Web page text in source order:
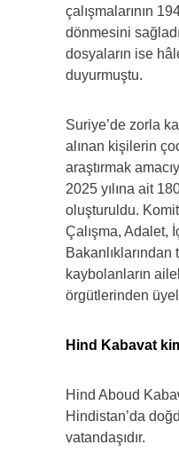
çalışmalarının
dönmesini
dosyaların ise
duyurmuştu.
Suriye’de zorla
alınan kişilerin
araştırmak
2025 yılına ait
oluşturuldu.
Çalışma, Adalet,
kaybolanların
örgütlerinden
Hind Kabavat
Hind Aboud
Hindistan’da
vatandaşıdır.